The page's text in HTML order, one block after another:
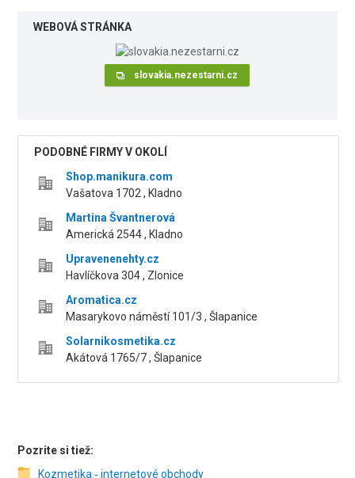
WEBOVÁ STRÁNKA
slovakia.nezestarni.cz
PODOBNÉ FIRMY V OKOLÍ
Shop.manikura.com
Vašatova 1702 , Kladno
Martina Švantnerová
Americká 2544 , Kladno
Upravenenehty.cz
Havlíčkova 304 , Zlonice
Aromatica.cz
Masarykovo náměstí 101/3 , Šlapanice
Solarnikosmetika.cz
Akátová 1765/7 , Šlapanice
Pozrite si tiež:
Kozmetika ‑ internetové obchody